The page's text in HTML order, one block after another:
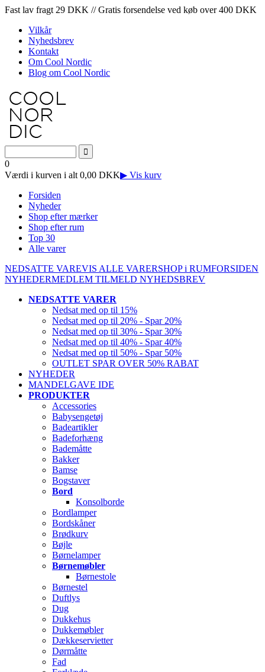
Fast lav fragt 29 DKK // Gratis forsendelse ved køb over 400 DKK
Vilkår
Nyhedsbrev
Kontakt
Om Cool Nordic
Blog om Cool Nordic
0
Værdi i kurven i alt 0,00 DKK▶ Vis kurv
Forsiden
Nyheder
Shop efter mærker
Shop efter rum
Top 30
Alle varer
NEDSATTE VAREVIS ALLE VARERSHOP i RUMFORSIDEN
NYHEDERMEDLEM TILMELD NYHEDSBREV
NEDSATTE VARER
Nedsat med op til 15%
Nedsat med op til 20% - Spar 20%
Nedsat med op til 30% - Spar 30%
Nedsat med op til 40% - Spar 40%
Nedsat med op til 50% - Spar 50%
OUTLET SPAR OVER 50% RABAT
NYHEDER
MANDELGAVE IDE
PRODUKTER
Accessories
Babysengetøj
Badeartikler
Badeforhæng
Bademåtte
Bakker
Bamse
Bogstaver
Bord
Konsolborde
Bordlamper
Bordskåner
Brødkurv
Bøjle
Børnelamper
Børnemøbler
Børnestole
Børnestel
Duftlys
Dug
Dukkehus
Dukkemøbler
Dækkeservietter
Dørmåtte
Fad